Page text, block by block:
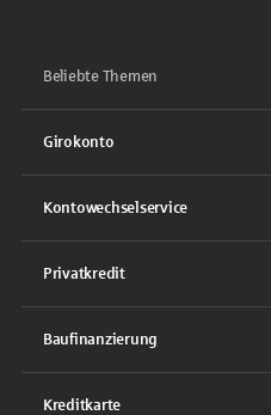
Beliebte Themen
Girokonto
Kontowechselservice
Privatkredit
Baufinanzierung
Kreditkarte